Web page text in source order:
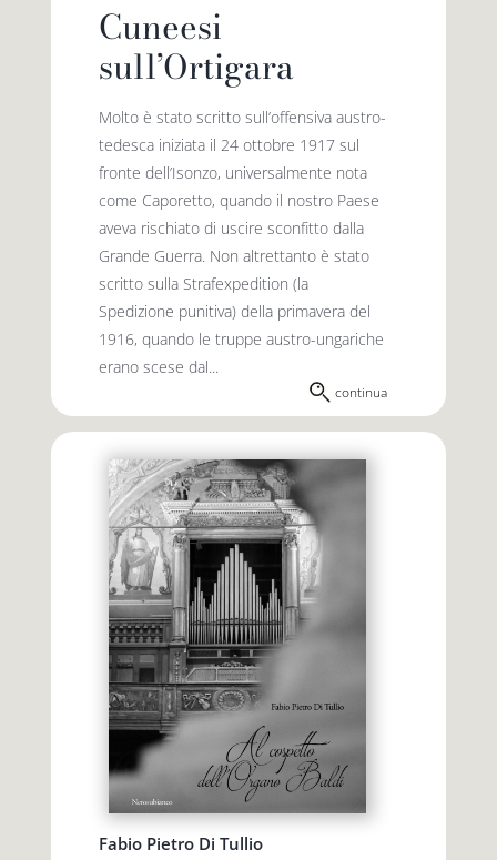
Cuneesi
sull’Ortigara
Molto è stato scritto sull’offensiva austro-
tedesca iniziata il 24 ottobre 1917 sul
fronte dell’Isonzo, universalmente nota
come Caporetto, quando il nostro Paese
aveva rischiato di uscire sconfitto dalla
Grande Guerra. Non altrettanto è stato
scritto sulla Strafexpedition (la
Spedizione punitiva) della primavera del
1916, quando le truppe austro-ungariche
erano scese dal...
continua
Fabio Pietro Di Tullio